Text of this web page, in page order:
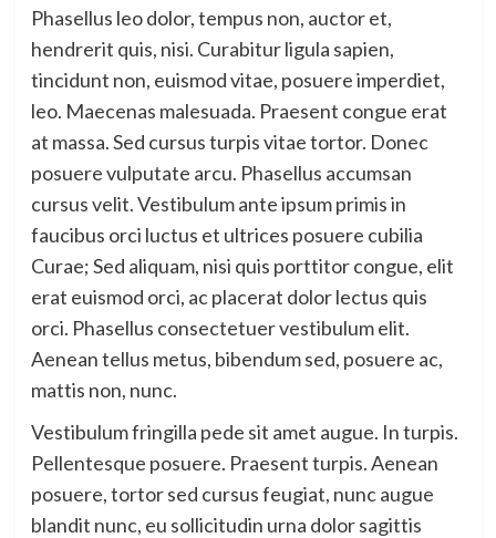
Phasellus leo dolor, tempus non, auctor et,
hendrerit quis, nisi. Curabitur ligula sapien,
tincidunt non, euismod vitae, posuere imperdiet,
leo. Maecenas malesuada. Praesent congue erat
at massa. Sed cursus turpis vitae tortor. Donec
posuere vulputate arcu. Phasellus accumsan
cursus velit. Vestibulum ante ipsum primis in
faucibus orci luctus et ultrices posuere cubilia
Curae; Sed aliquam, nisi quis porttitor congue, elit
erat euismod orci, ac placerat dolor lectus quis
orci. Phasellus consectetuer vestibulum elit.
Aenean tellus metus, bibendum sed, posuere ac,
mattis non, nunc.
Vestibulum fringilla pede sit amet augue. In turpis.
Pellentesque posuere. Praesent turpis. Aenean
posuere, tortor sed cursus feugiat, nunc augue
blandit nunc, eu sollicitudin urna dolor sagittis